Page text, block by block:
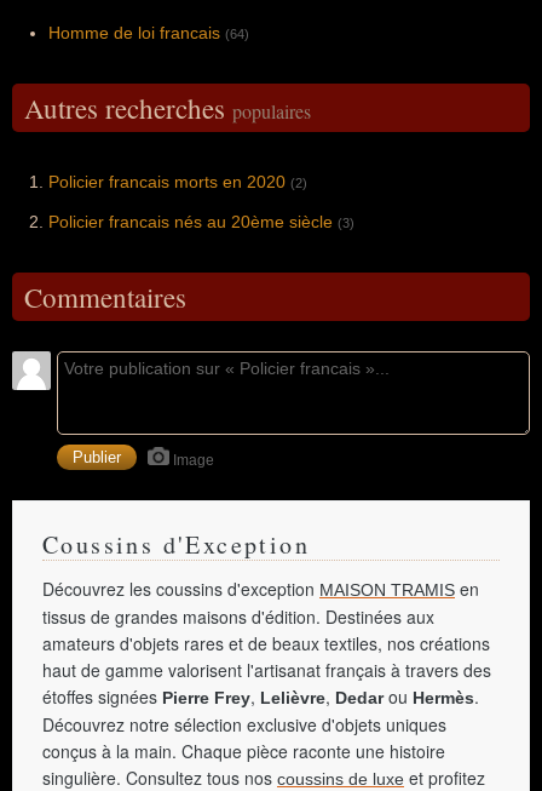
Homme de loi francais (64)
Autres recherches populaires
Policier francais morts en 2020 (2)
Policier francais nés au 20ème siècle (3)
Commentaires
Image
Coussins d'Exception
Découvrez les coussins d'exception MAISON TRAMIS en
tissus de grandes maisons d'édition. Destinées aux
amateurs d'objets rares et de beaux textiles, nos créations
haut de gamme valorisent l'artisanat français à travers des
étoffes signées Pierre Frey, Lelièvre, Dedarou Hermès.
Découvrez notre sélection exclusive d'objets uniques
conçus à la main. Chaque pièce raconte une histoire
singulière. Consultez tous nos coussins de luxe et profitez